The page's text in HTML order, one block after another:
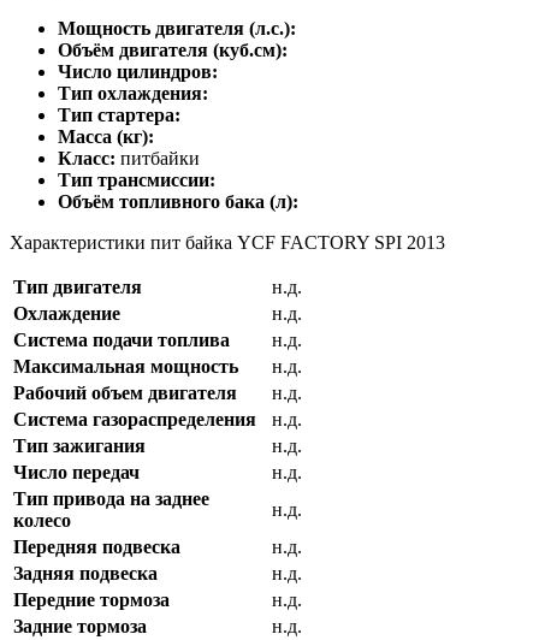
Мощность двигателя (л.с.):
Объём двигателя (куб.см):
Число цилиндров:
Тип охлаждения:
Тип стартера:
Масса (кг):
Класс: питбайки
Тип трансмиссии:
Объём топливного бака (л):
Характеристики пит байка YCF FACTORY SPI 2013
Тип двигателя
н.д.
Охлаждение
н.д.
Система подачи топлива
н.д.
Максимальная мощность
н.д.
Рабочий объем двигателя
н.д.
Система газораспределения
н.д.
Тип зажигания
н.д.
Число передач
н.д.
Тип привода на заднее
колесо
н.д.
Передняя подвеска
н.д.
Задняя подвеска
н.д.
Передние тормоза
н.д.
Задние тормоза
н.д.